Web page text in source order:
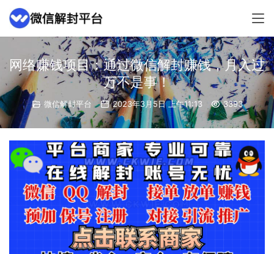
网络赚钱项目：通过微信解封赚钱，月入过
万不是事！
微信解封平台 2023年3月5日 上午11:13 3393